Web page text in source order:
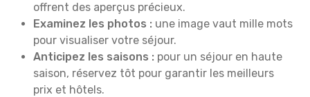
offrent des aperçus précieux.
Examinez les photos : une image vaut mille mots
pour visualiser votre séjour.
Anticipez les saisons : pour un séjour en haute
saison, réservez tôt pour garantir les meilleurs
prix et hôtels.